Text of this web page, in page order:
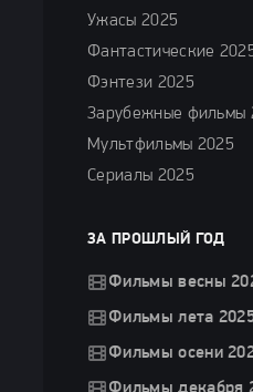
Ужасы 2025
Фантастические
Фэнтези 2025
Зарубежные фильмы
Мультфильмы 2025
Сериалы 2025
ЗА ПРОШЛЫЙ ГОД
Фильмы весны
Фильмы лета
Фильмы осени